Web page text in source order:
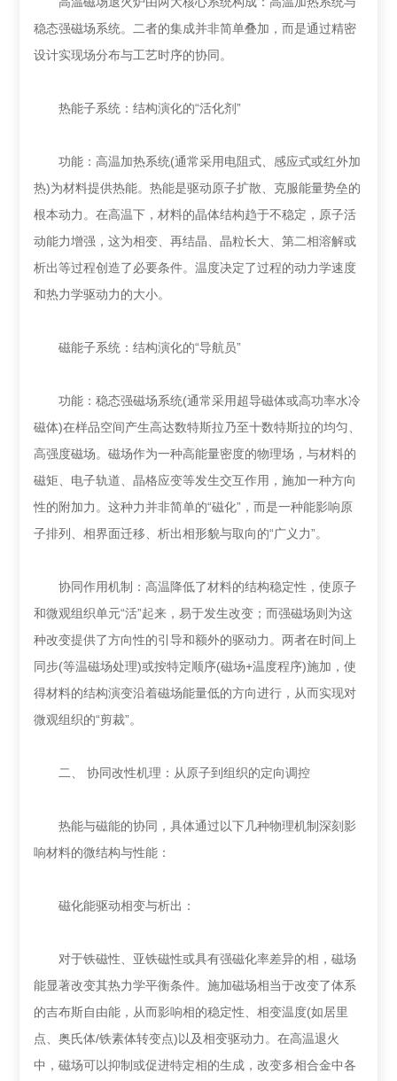
稳态强磁场系统。二者的集成并非简单叠加，而是通过精密
设计实现场分布与工艺时序的协同。
热能子系统：结构演化的“活化剂”
功能：高温加热系统(通常采用电阻式、感应式或红外加
热)为材料提供热能。热能是驱动原子扩散、克服能量势垒的
根本动力。在高温下，材料的晶体结构趋于不稳定，原子活
动能力增强，这为相变、再结晶、晶粒长大、第二相溶解或
析出等过程创造了必要条件。温度决定了过程的动力学速度
和热力学驱动力的大小。
磁能子系统：结构演化的“导航员”
功能：稳态强磁场系统(通常采用超导磁体或高功率水冷
磁体)在样品空间产生高达数特斯拉乃至十数特斯拉的均匀、
高强度磁场。磁场作为一种高能量密度的物理场，与材料的
磁矩、电子轨道、晶格应变等发生交互作用，施加一种方向
性的附加力。这种力并非简单的“磁化”，而是一种能影响原
子排列、相界面迁移、析出相形貌与取向的“广义力”。
协同作用机制：高温降低了材料的结构稳定性，使原子
和微观组织单元“活”起来，易于发生改变；而强磁场则为这
种改变提供了方向性的引导和额外的驱动力。两者在时间上
同步(等温磁场处理)或按特定顺序(磁场+温度程序)施加，使
得材料的结构演变沿着磁场能量低的方向进行，从而实现对
微观组织的“剪裁”。
二、 协同改性机理：从原子到组织的定向调控
热能与磁能的协同，具体通过以下几种物理机制深刻影
响材料的微结构与性能：
磁化能驱动相变与析出：
对于铁磁性、亚铁磁性或具有强磁化率差异的相，磁场
能显著改变其热力学平衡条件。施加磁场相当于改变了体系
的吉布斯自由能，从而影响相的稳定性、相变温度(如居里
点、奥氏体/铁素体转变点)以及相变驱动力。在高温退火
中，磁场可以抑制或促进特定相的生成，改变多相合金中各